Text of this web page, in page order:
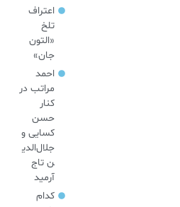
اعتراف
تلخ
«التون
جان»
احمد
مراتب در
کنار
حسن
کسایی و
جلال‌الدی
ن تاج
آرمید
کدام